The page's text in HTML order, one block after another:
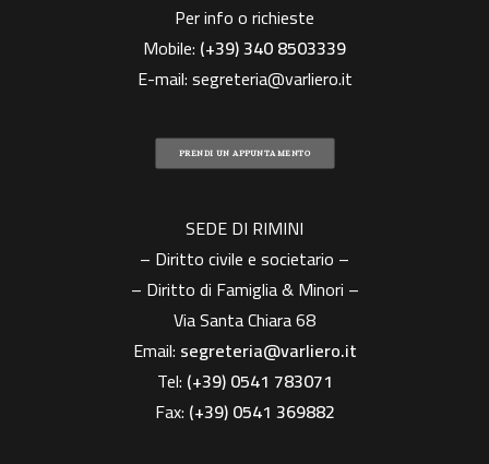
Per info o richieste
Mobile: (+39)340 8503339
E-mail:segreteria@varliero.it
PRENDI UN APPUNTAMENTO
SEDE DI RIMINI
– Diritto civile e societario –
– Diritto di Famiglia & Minori –
Via Santa Chiara 68
Email: segreteria@varliero.it
Tel: (+39) 0541 783071
Fax: (+39)0541 369882